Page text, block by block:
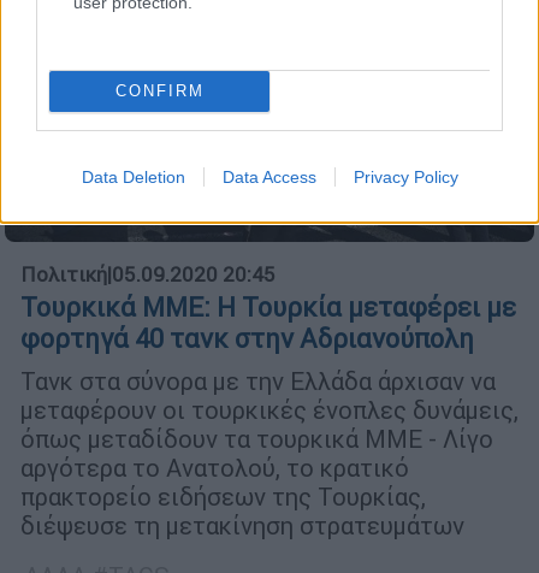
CONFIRM
Data Deletion Data Access Privacy Policy
Πολιτική|05.09.2020 20:45
Τουρκικά ΜΜΕ: Η Τουρκία μεταφέρει με
φορτηγά 40 τανκ στην Αδριανούπολη
Τανκ στα σύνορα με την Ελλάδα άρχισαν να
μεταφέρουν οι τουρκικές ένοπλες δυνάμεις,
όπως μεταδίδουν τα τουρκικά ΜΜΕ - Λίγο
αργότερα το Ανατολού, το κρατικό
πρακτορείο ειδήσεων της Τουρκίας,
διέψευσε τη μετακίνηση στρατευμάτων